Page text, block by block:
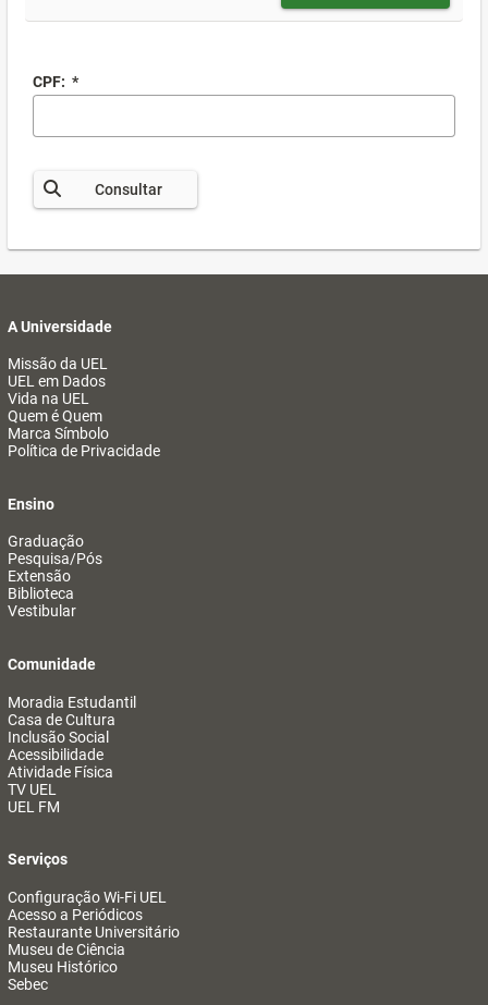
CPF: *
Consultar
A Universidade
Missão da UEL
UEL em Dados
Vida na UEL
Quem é Quem
Marca Símbolo
Política de Privacidade
Ensino
Graduação
Pesquisa/Pós
Extensão
Biblioteca
Vestibular
Comunidade
Moradia Estudantil
Casa de Cultura
Inclusão Social
Acessibilidade
Atividade Física
TV UEL
UEL FM
Serviços
Configuração Wi-Fi UEL
Acesso a Periódicos
Restaurante Universitário
Museu de Ciência
Museu Histórico
Sebec